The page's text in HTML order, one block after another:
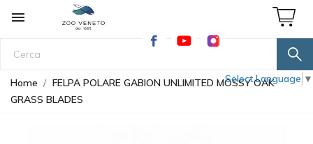
Select Language ▼

Home
FELPA POLARE GABION UNLIMITED MOSSY OAK
GRASS BLADES